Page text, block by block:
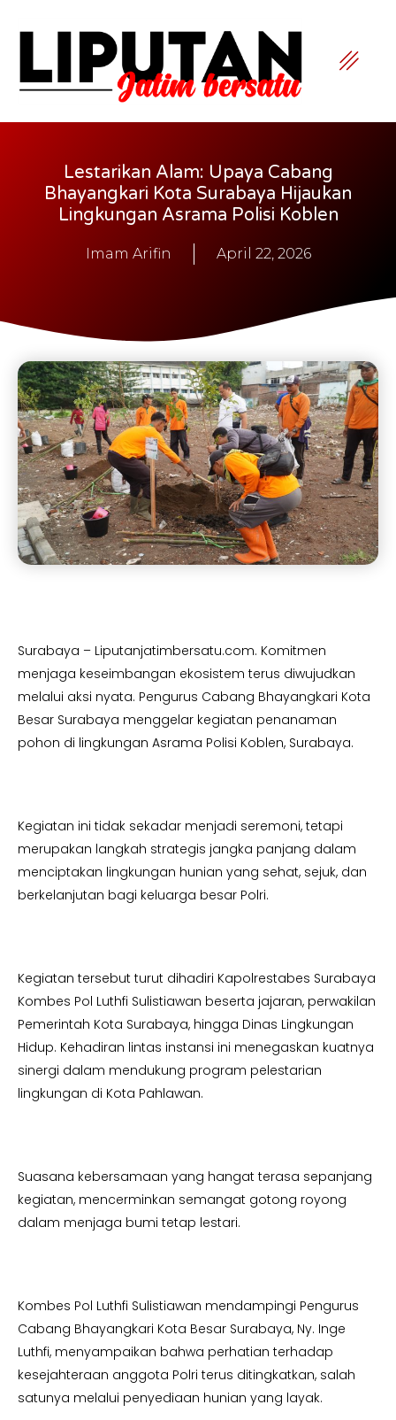
Lestarikan Alam: Upaya Cabang
Bhayangkari Kota Surabaya Hijaukan
Lingkungan Asrama Polisi Koblen
Imam Arifin April 22, 2026
Surabaya – Liputanjatimbersatu.com. Komitmen
menjaga keseimbangan ekosistem terus diwujudkan
melalui aksi nyata. Pengurus Cabang Bhayangkari Kota
Besar Surabaya menggelar kegiatan penanaman
pohon di lingkungan Asrama Polisi Koblen, Surabaya.
Kegiatan ini tidak sekadar menjadi seremoni, tetapi
merupakan langkah strategis jangka panjang dalam
menciptakan lingkungan hunian yang sehat, sejuk, dan
berkelanjutan bagi keluarga besar Polri.
Kegiatan tersebut turut dihadiri Kapolrestabes Surabaya
Kombes Pol Luthfi Sulistiawan beserta jajaran, perwakilan
Pemerintah Kota Surabaya, hingga Dinas Lingkungan
Hidup. Kehadiran lintas instansi ini menegaskan kuatnya
sinergi dalam mendukung program pelestarian
lingkungan di Kota Pahlawan.
Suasana kebersamaan yang hangat terasa sepanjang
kegiatan, mencerminkan semangat gotong royong
dalam menjaga bumi tetap lestari.
Kombes Pol Luthfi Sulistiawan mendampingi Pengurus
Cabang Bhayangkari Kota Besar Surabaya, Ny. Inge
Luthfi, menyampaikan bahwa perhatian terhadap
kesejahteraan anggota Polri terus ditingkatkan, salah
satunya melalui penyediaan hunian yang layak.